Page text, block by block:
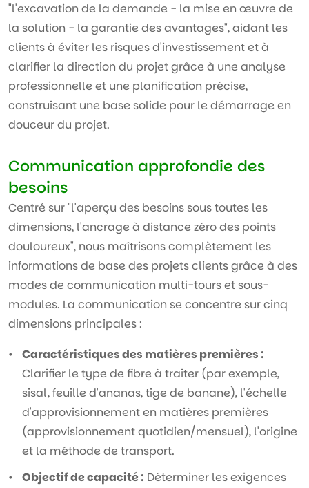
"l'excavation de la demande - la mise en œuvre de
la solution - la garantie des avantages", aidant les
clients à éviter les risques d'investissement et à
clarifier la direction du projet grâce à une analyse
professionnelle et une planification précise,
construisant une base solide pour le démarrage en
douceur du projet.
Communication approfondie des
besoins
Centré sur "l'aperçu des besoins sous toutes les
dimensions, l'ancrage à distance zéro des points
douloureux", nous maîtrisons complètement les
informations de base des projets clients grâce à des
modes de communication multi-tours et sous-
modules. La communication se concentre sur cinq
dimensions principales :
Caractéristiques des matières premières :
Clarifier le type de fibre à traiter (par exemple,
sisal, feuille d'ananas, tige de banane), l'échelle
d'approvisionnement en matières premières
(approvisionnement quotidien/mensuel), l'origine
et la méthode de transport.
Objectif de capacité : Déterminer les exigences